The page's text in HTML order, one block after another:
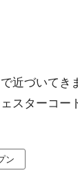
近づいてき
スターコー
ン